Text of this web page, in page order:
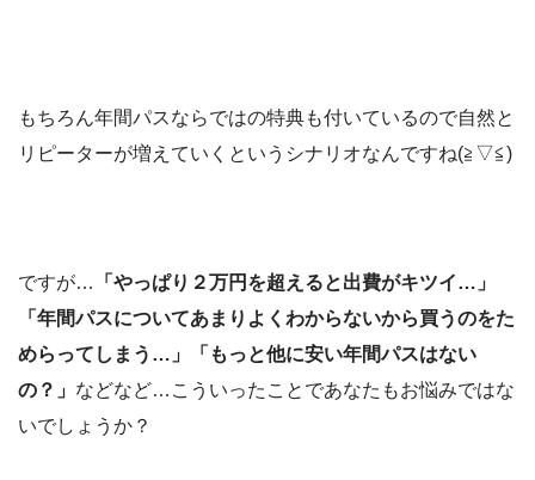
もちろん年間パスならではの特典も付いているので自然と
リピーターが増えていくというシナリオなんですね(≧▽≦)
ですが…
「やっぱり２万円を超えると出費がキツイ…」
「年間パスについてあまりよくわからないから買うのをた
めらってしまう…」
「もっと他に安い年間パスはない
の？」 などなど…こういったことであなたもお悩みではな
いでしょうか？